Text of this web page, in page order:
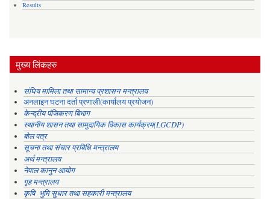
Results
मुख्य लिंकहरु
संघिय मामिला तथा सामान्य प्रशासन मन्त्रालय
अनलाइन घटना दर्ता प्रणाली(कार्यालय प्रयोजन)
केन्द्रीय पंजिकरण बिभाग
स्थानीय शासन तथा सामुदायिक विकास कार्यक्रम(LGCDP)
बोल पत्र
सूचना तथा संचार प्रबिधि मन्त्रालय
अर्थ मन्त्रालय
नेपाल कानुन आयोग
गृह मन्त्रालय
कृषि भुमि सुधार तथा सहकारी मन्त्रालय